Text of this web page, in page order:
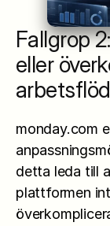
Fallgrop
eller
monday.com
detta leda till
plattformen